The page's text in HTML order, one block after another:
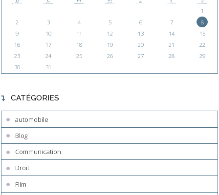
1
2
3 4 5 6 7
8
9
10 11 12 13 14
15
16
17 18 19 20 21
22
23
24 25 26 27 28
29
30
31
CATÉGORIES
automobile
Blog
Communication
Droit
Film